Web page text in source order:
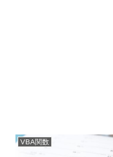
VBA関数